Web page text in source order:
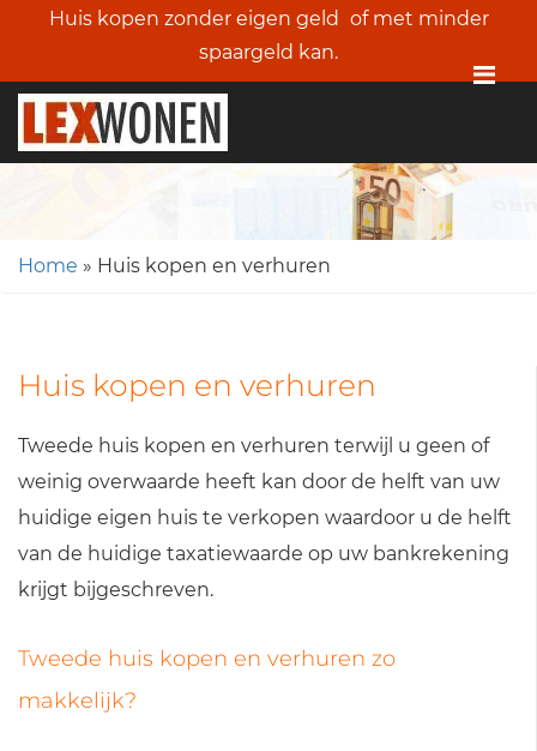
Huis kopen zonder eigen geld of met minder
spaargeld kan.
Home » Huis kopen en verhuren
Huis kopen en verhuren
Tweede huis kopen en verhuren terwijl u geen of
weinig overwaarde heeft kan door de helft van uw
huidige eigen huis te verkopen waardoor u de helft
van de huidige taxatiewaarde op uw bankrekening
krijgt bijgeschreven.
Tweede huis kopen en verhuren zo
makkelijk?